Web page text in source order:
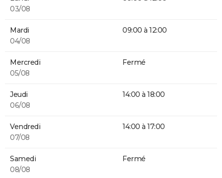
03/08
Mardi
04/08
09:00 à 12:00
Mercredi
05/08
Fermé
Jeudi
06/08
14:00 à 18:00
Vendredi
07/08
14:00 à 17:00
Samedi
08/08
Fermé